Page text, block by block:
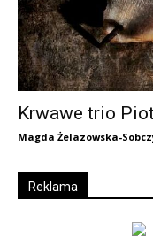
Krwawe trio
Magda Żelazowska-
Reklama